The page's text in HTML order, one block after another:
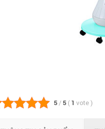
5 / 5 ( 1 vote)